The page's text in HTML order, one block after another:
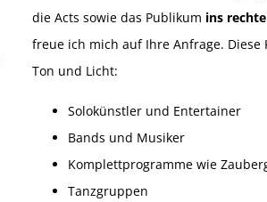
die Acts sowie das Publikum ins
freue ich mich auf Ihre Anfrage.
Ton und Licht:
Solokünstler und Entertainer
Bands und Musiker
Komplettprogramme wie
Tanzgruppen